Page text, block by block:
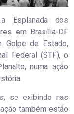
Esplanada dos
em Brasília-DF
Golpe de Estado,
Federal (STF), o
numa ação
, se exibindo nas
também estão